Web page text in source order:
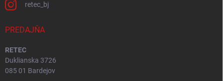
retec_bj
PREDAJŇA
RETEC
Duklianska 3726
085 01 Bardejov